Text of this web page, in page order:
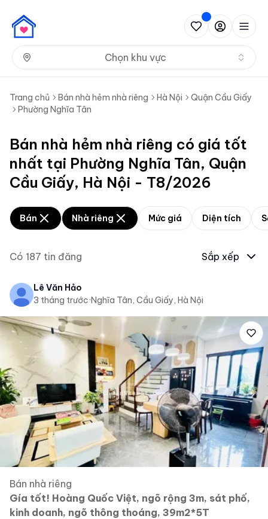
Chọn khu vực
Trang chủ Bán nhà hẻm nhà riêng Hà Nội
Quận Cầu Giấy
Phường Nghĩa Tân
Bán nhà hẻm nhà riêng có giá tốt
nhất tại Phường Nghĩa Tân, Quận
Cầu Giấy, Hà Nội - T8/2026
Bán Nhà riêng Mức giá Diện tích
Có 187 tin đăng Sắp xếp
Lê Văn Hảo
3 tháng trước·Nghĩa Tân, Cầu Giấy, Hà Nội
Bán nhà riêng
Gía tốt! Hoàng Quốc Việt, ngõ rộng 3m, sát phố,
kinh doanh, ngõ thông thoáng, 39m2*5T